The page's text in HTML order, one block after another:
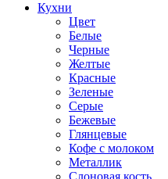
Кухни
Цвет
Белые
Черные
Желтые
Красные
Зеленые
Серые
Бежевые
Глянцевые
Кофе с молоком
Металлик
Слоновая кость